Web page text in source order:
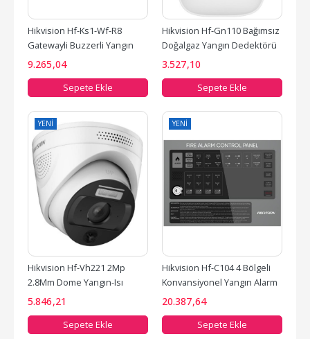
Hikvision Hf-Ks1-Wf-R8
Gatewayli Buzzerli Yangın
Algılama Kablosuz Duman...
9.265,04
Sepete Ekle
Hikvision Hf-Gn110 Bağımsız
Doğalgaz Yangın Dedektörü
Standalone
3.527,10
Sepete Ekle
YENI
Hikvision Hf-Vh221 2Mp
2.8Mm Dome Yangın-Isı
Algılama Kamerası
5.846,21
Sepete Ekle
YENI
Hikvision Hf-C104 4 Bölgeli
Konvansiyonel Yangın Alarm
Paneli
20.387,64
Sepete Ekle